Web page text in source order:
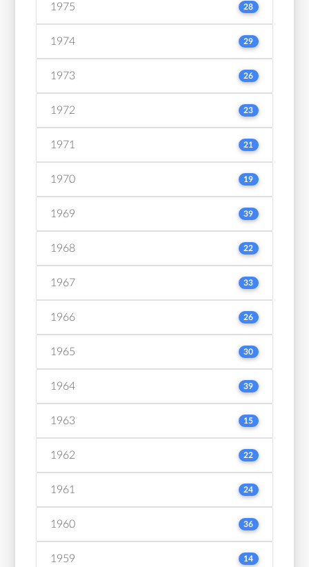
1975 28
1974 29
1973 26
1972 23
1971 21
1970 19
1969 39
1968 22
1967 33
1966 26
1965 30
1964 39
1963 15
1962 22
1961 24
1960 36
1959 14